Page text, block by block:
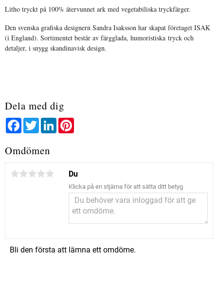
Litho tryckt på 100% återvunnet ark med vegetabiliska tryckfärger.
Den svenska grafiska designern Sandra Isaksson har skapat företaget ISAK
(i England). Sortimentet består av färgglada, humoristiska tryck och
detaljer, i snygg skandinavisk design.
Dela med dig
FacebookTwitterLinkedIn
Omdömen
Du
Klicka på en stjärna för att sätta ditt betyg
Bli den första att lämna ett omdöme.